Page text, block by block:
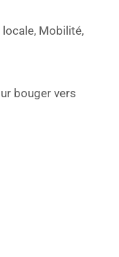
, Mobilité,
bouger vers